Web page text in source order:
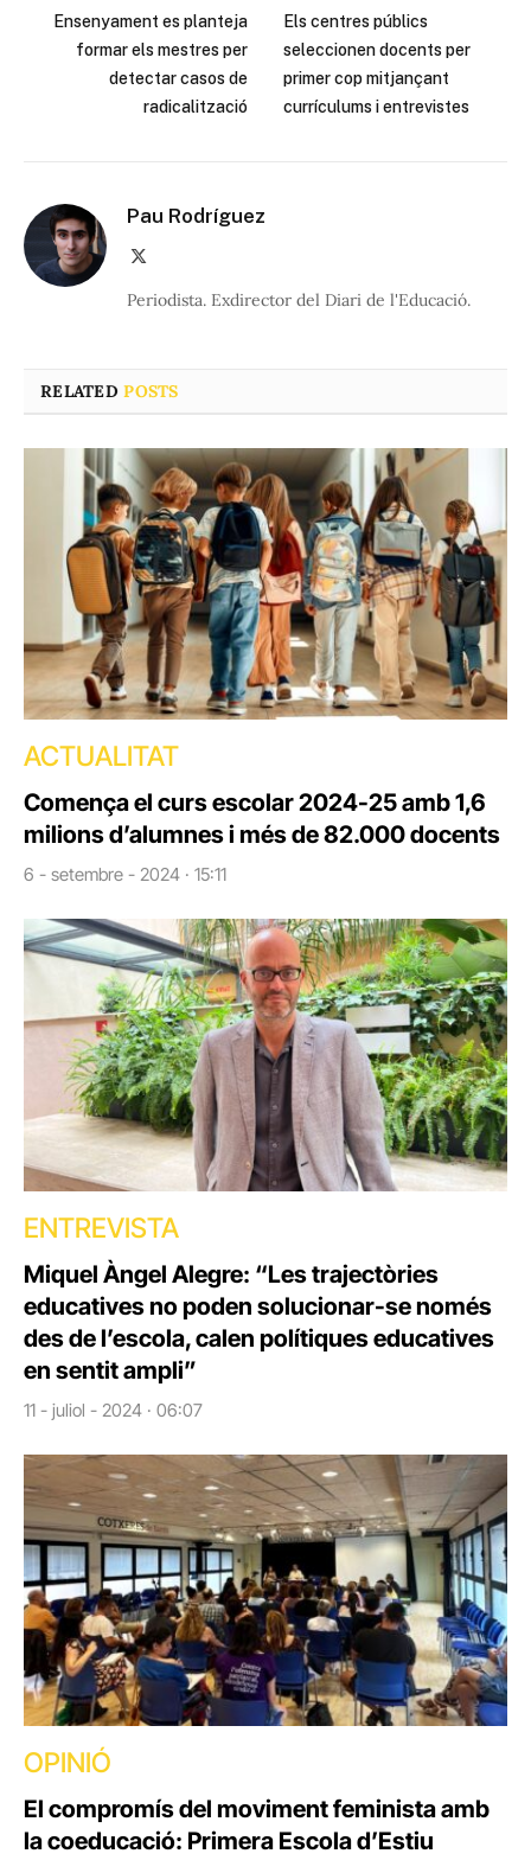
Ensenyament es planteja
formar els mestres per
detectar casos de
radicalització
Els centres públics
seleccionen docents per
primer cop mitjançant
currículums i entrevistes
Pau Rodríguez
Periodista. Exdirector del Diari de l'Educació.
RELATEDPOSTS
ACTUALITAT
Comença el curs escolar 2024-25 amb 1,6
milions d’alumnes i més de 82.000 docents
6 - setembre - 2024 · 15:11
ENTREVISTA
Miquel Àngel Alegre: “Les trajectòries
educatives no poden solucionar-se només
des de l’escola, calen polítiques educatives
en sentit ampli”
11 - juliol - 2024 · 06:07
OPINIÓ
El compromís del moviment feminista amb
la coeducació: Primera Escola d’Estiu